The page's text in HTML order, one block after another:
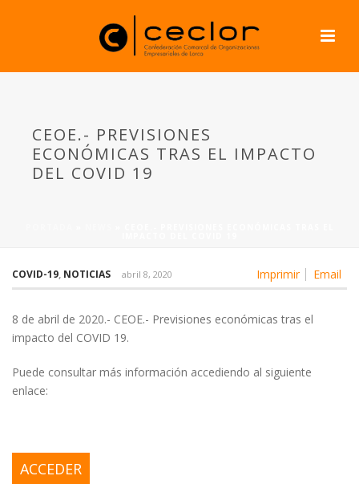
CEOE.- PREVISIONES
ECONÓMICAS TRAS EL IMPACTO
DEL COVID 19
Imprimir Email
COVID-19, NOTICIAS abril 8, 2020
8 de abril de 2020.- CEOE.- Previsiones económicas tras el
impacto del COVID 19.
Puede consultar más información accediendo al siguiente
enlace:
ACCEDER